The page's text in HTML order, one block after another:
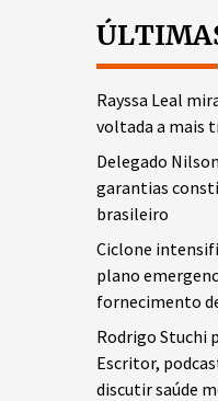
Rayssa Leal
voltada a mais
Delegado
garantias
brasileiro
Ciclone
plano
fornecimento
Rodrigo Stuchi
Escritor,
discutir saúde